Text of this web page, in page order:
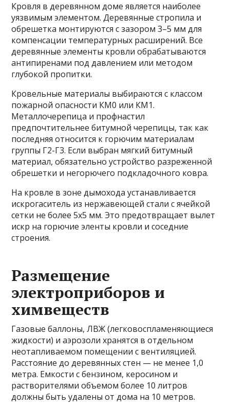
Кровля в деревянном доме является наиболее
уязвимым элементом. Деревянные стропила и
обрешетка монтируются с зазором 3–5 мм для
компенсации температурных расширений. Все
деревянные элементы кровли обрабатываются
антипиренами под давлением или методом
глубокой пропитки.
Кровельные материалы выбираются с классом
пожарной опасности КМ0 или КМ1.
Металлочерепица и профнастил
предпочтительнее битумной черепицы, так как
последняя относится к горючим материалам
группы Г2-Г3. Если выбран мягкий битумный
материал, обязательно устройство разреженной
обрешетки и негорючего подкладочного ковра.
На кровле в зоне дымохода устанавливается
искрогаситель из нержавеющей стали с ячейкой
сетки не более 5х5 мм. Это предотвращает вылет
искр на горючие эленты кровли и соседние
строения.
Размещение
электроприборов и
химвеществ
Газовые баллоны, ЛВЖ (легковоспламеняющиеся
жидкости) и аэрозоли хранятся в отдельном
неотапливаемом помещении с вентиляцией.
Расстояние до деревянных стен — не менее 1,0
метра. Емкости с бензином, керосином и
растворителями объемом более 10 литров
должны быть удалены от дома на 10 метров.